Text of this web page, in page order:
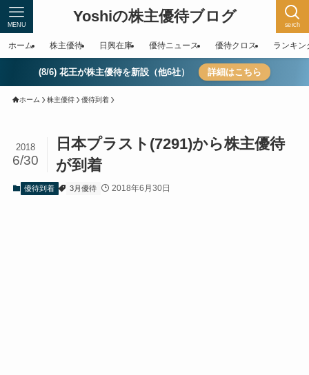
Yoshiの株主優待ブログ serch
MENU
ホーム 株主優待 日興在庫 優待ニュース 優待クロス ランキン
(8/6) 花王が株主優待を新設（他6社） 詳細はこちら
ホーム 株主優待 優待到着
日本プラスト(7291)から株主優待
が到着
2018
6/30
優待到着 3月優待 2018年6月30日